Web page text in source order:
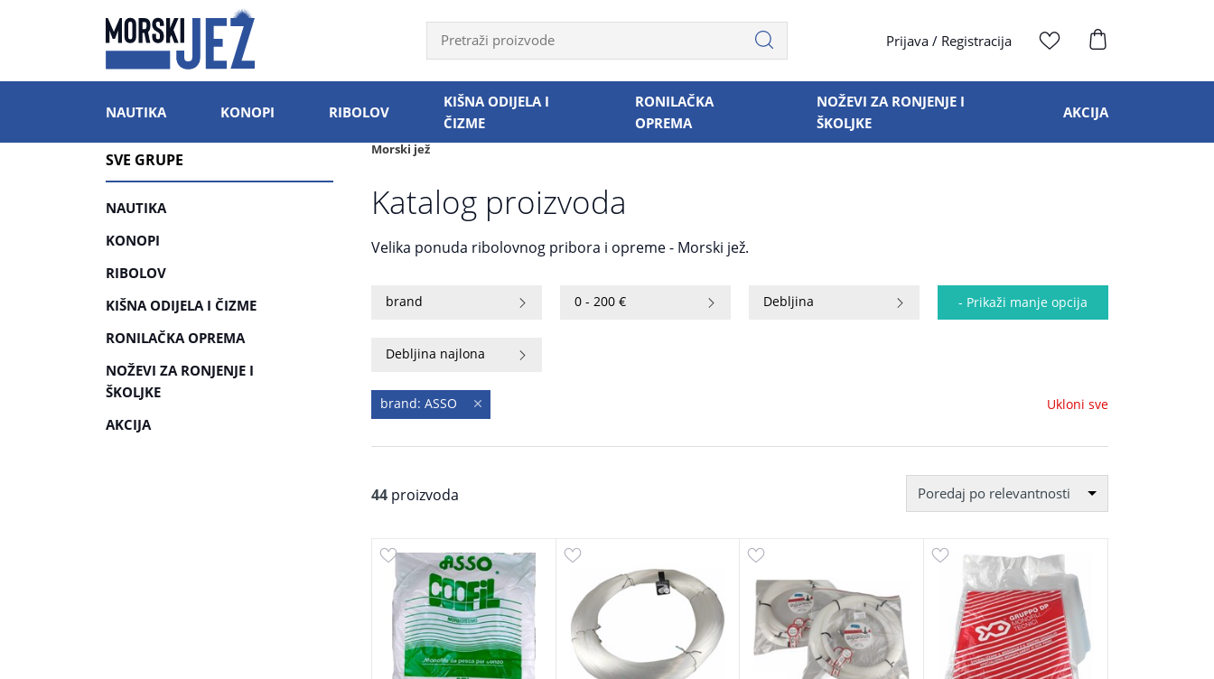
Prijava / Registracija
NAUTIKA KONOPI RIBOLOV
KIŠNA ODIJELA I
ČIZME
RONILAČKA
OPREMA
NOŽEVI ZA RONJENJE I
ŠKOLJKE
AKCIJA
SVE GRUPE
NAUTIKA
KONOPI
RIBOLOV
KIŠNA ODIJELA I ČIZME
RONILAČKA OPREMA
NOŽEVI ZA RONJENJE I
ŠKOLJKE
AKCIJA
Morski jež
Katalog proizvoda
Velika ponuda ribolovnog pribora i opreme - Morski jež.
brand 0 - 200 € Debljina - Prikaži manje opcija
Debljina najlona
brand: ASSO Ukloni sve
44 proizvoda Poredaj po relevantnosti